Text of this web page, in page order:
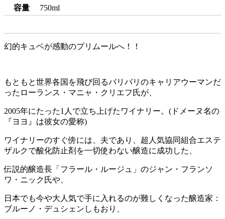
容量
750ml
幻的キュベが感動のプリムールへ！！
もともと世界各国を飛び回るバリバリのキャリアウーマンだ
ったローランス・マニャ・クリエフ氏が、
2005年にたった1人で立ち上げたワイナリー。(ドメーヌ名の
『ヨヨ』は彼女の愛称)
ワイナリーのすぐ傍には、夫であり、超人気協同組合エステ
ザルクで酸化防止剤を一切使わない醸造に成功した、
伝説的醸造長「フラール・ルージュ」のジャン・フランソ
ワ・ニック氏や、
日本でも今や大人気で手に入れるのが難しくなった醸造家：
ブルーノ・デュシェンしもおり、